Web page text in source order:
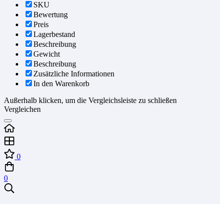
SKU
Bewertung
Preis
Lagerbestand
Beschreibung
Gewicht
Beschreibung
Zusätzliche Informationen
In den Warenkorb
Außerhalb klicken, um die Vergleichsleiste zu schließen
Vergleichen
0
0